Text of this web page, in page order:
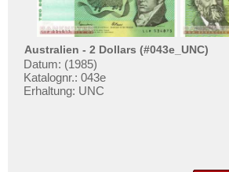
Australien - 2 Dollars (#043e_UNC)
Datum: (1985)
Katalognr.: 043e
Erhaltung: UNC